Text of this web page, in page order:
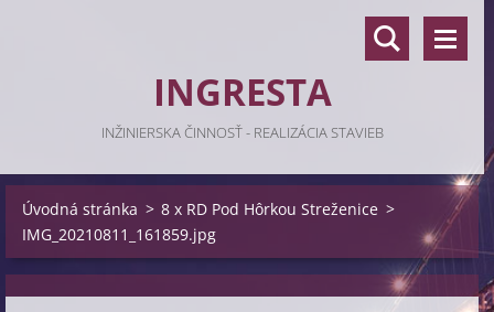
INGRESTA
INŽINIERSKA ČINNOSŤ - REALIZÁCIA STAVIEB
Úvodná stránka > 8 x RD Pod Hôrkou Streženice >
IMG_20210811_161859.jpg